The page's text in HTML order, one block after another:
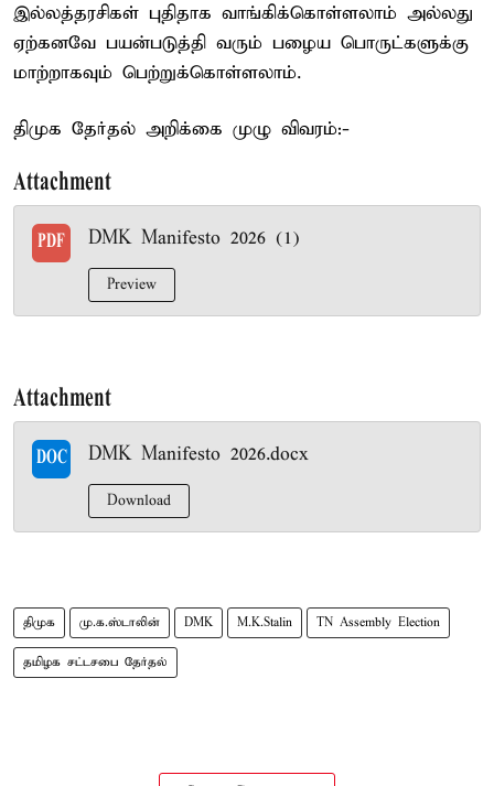
இல்லத்தரசிகள் புதிதாக வாங்கிக்கொள்ளலாம் அல்லது
ஏற்கனவே பயன்படுத்தி வரும் பழைய பொருட்களுக்கு
மாற்றாகவும் பெற்றுக்கொள்ளலாம்.
திமுக தேர்தல் அறிக்கை முழு விவரம்:-
Attachment
PDF DMK Manifesto 2026 (1)
Preview
Attachment
DOC DMK Manifesto 2026.docx
Download
திமுக மு.க.ஸ்டாலின் DMK M.K.Stalin TN Assembly Election
தமிழக சட்டசபை தேர்தல்